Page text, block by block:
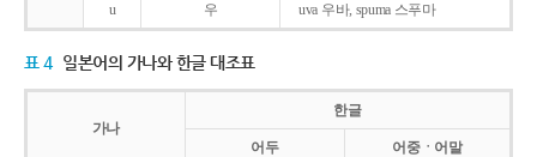
u 우 uva 우바, spuma 스푸마
표 4 일본어의 가나와 한글 대조표
가나
한글
어두 어중ㆍ어말